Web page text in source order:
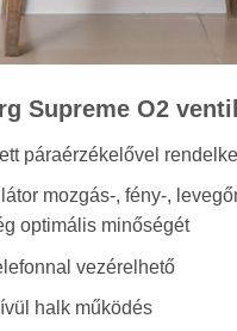
Supreme O2
páraérzékelővel
mozgás-, fény-,
optimális minőségét
vezérelhető
halk működés